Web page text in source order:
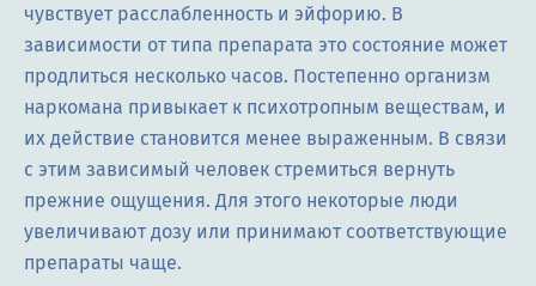
чувствует расслабленность и эйфорию. В
зависимости от типа препарата это состояние может
продлиться несколько часов. Постепенно организм
наркомана привыкает к психотропным веществам, и
их действие становится менее выраженным. В связи
с этим зависимый человек стремиться вернуть
прежние ощущения. Для этого некоторые люди
увеличивают дозу или принимают соответствующие
препараты чаще.